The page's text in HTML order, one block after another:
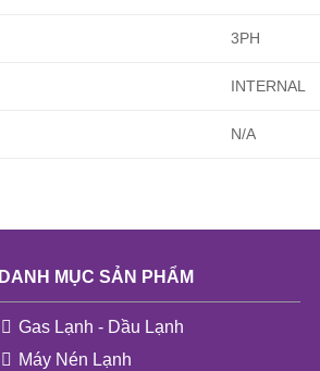
3PH
INTERNAL
N/A
DANH MỤC SẢN PHẨM
Gas Lạnh - Dầu Lạnh
Máy Nén Lạnh